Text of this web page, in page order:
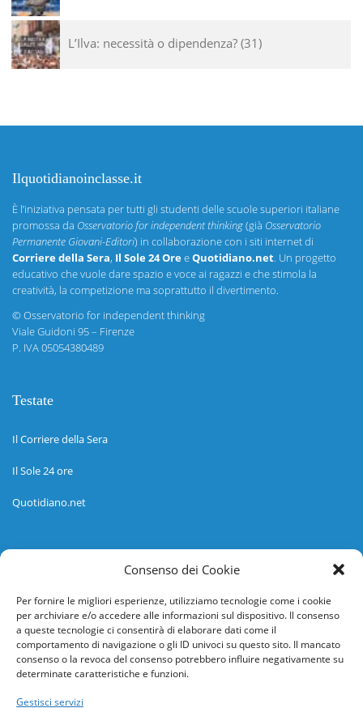
Consenso dei Cookie
Per fornire le migliori esperienze, utilizziamo tecnologie come i cookie
per archiviare e/o accedere alle informazioni sul dispositivo. Il consenso
a queste tecnologie ci consentirà di elaborare dati come il
comportamento di navigazione o gli ID univoci su questo sito. Il mancato
consenso o la revoca del consenso potrebbero influire negativamente su
determinate caratteristiche e funzioni.
Gestisci servizi
L’Ilva: necessità o dipendenza? 31
Ilquotidianoinclasse.it
È l’iniziativa pensata per tutti gli studenti delle scuole superiori italiane
promossa da Osservatorio for independent thinking(già Osservatorio
Permanente Giovani-Editori) in collaborazione con i siti internet di
Corriere della Sera, Il Sole 24 OreeQuotidiano.net. Un progetto
educativo che vuole dare spazio e voce ai ragazzi e che stimola la
creatività, la competizione ma soprattutto il divertimento.
©Osservatorio for independent thinking
Viale Guidoni 95 – Firenze
P. IVA 05054380489
Testate
Il Corriere della Sera
Il Sole 24 ore
Quotidiano.net
Informazioni
Help desk
Guida rapida